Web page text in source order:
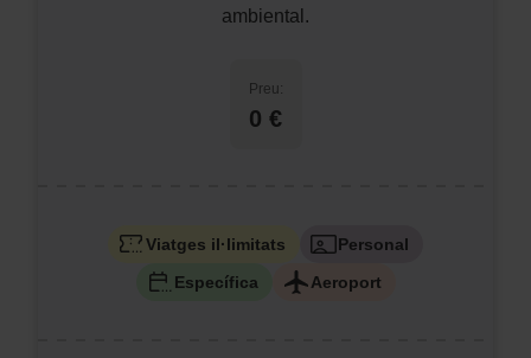
ambiental.
Preu:
0 €
Viatges il·limitats
Personal
Específica
Aeroport